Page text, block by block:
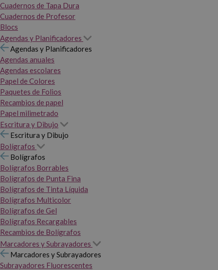
Cuadernos de Tapa Dura
Cuadernos de Profesor
Blocs
Agendas y Planificadores
Agendas y Planificadores
Agendas anuales
Agendas escolares
Papel de Colores
Paquetes de Folios
Recambios de papel
Papel milimetrado
Escritura y Dibujo
Escritura y Dibujo
Bolígrafos
Bolígrafos
Bolígrafos Borrables
Bolígrafos de Punta Fina
Bolígrafos de Tinta Líquida
Bolígrafos Multicolor
Bolígrafos de Gel
Bolígrafos Recargables
Recambios de Bolígrafos
Marcadores y Subrayadores
Marcadores y Subrayadores
Subrayadores Fluorescentes